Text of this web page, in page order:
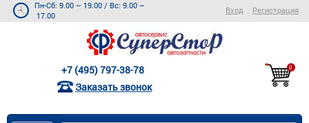
Пн-Сб: 9.00 – 19.00 / Вс: 9.00 –
17.00
Вход Регистрация
+7 (495) 797-38-78
Заказать звонок
0